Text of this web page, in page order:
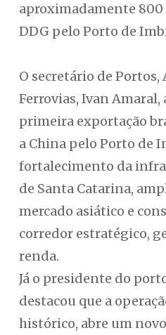
aproximadamente
DDG pelo Porto de
O secretário de Portos,
Ferrovias, Ivan
primeira exportação
a China pelo Porto de
fortalecimento da
de Santa Catarina,
mercado asiático e
corredor estratégico,
renda.
Já o presidente do
destacou que a
histórico, abre um